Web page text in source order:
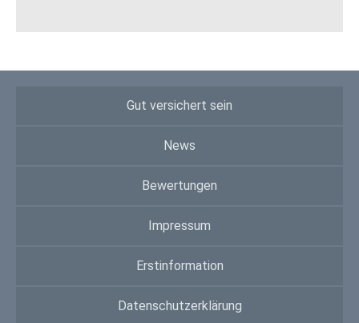
Gut versichert sein
News
Bewertungen
Impressum
Erstinformation
Datenschutzerklärung